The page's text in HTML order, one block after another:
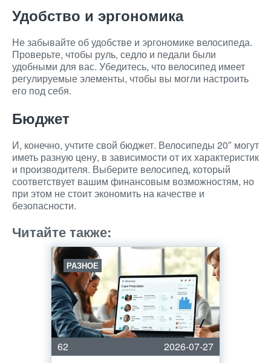
Удобство и эргономика
Не забывайте об удобстве и эргономике велосипеда.
Проверьте, чтобы руль, седло и педали были
удобными для вас. Убедитесь, что велосипед имеет
регулируемые элементы, чтобы вы могли настроить
его под себя.
Бюджет
И, конечно, учтите свой бюджет. Велосипеды 20″ могут
иметь разную цену, в зависимости от их характеристик
и производителя. Выберите велосипед, который
соответствует вашим финансовым возможностям, но
при этом не стоит экономить на качестве и
безопасности.
Читайте также:
РАЗНОЕ
62
2026-07-27